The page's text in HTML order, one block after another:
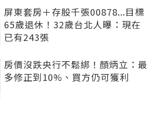
屏東套房＋存股千張00878...目標
65歲退休！32歲台北人曝：現在
已有243張
房價沒跌央行不鬆綁！顏炳立：最
多修正到10%、買方仍可獲利